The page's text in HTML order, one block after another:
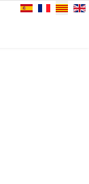
Seleccioni el